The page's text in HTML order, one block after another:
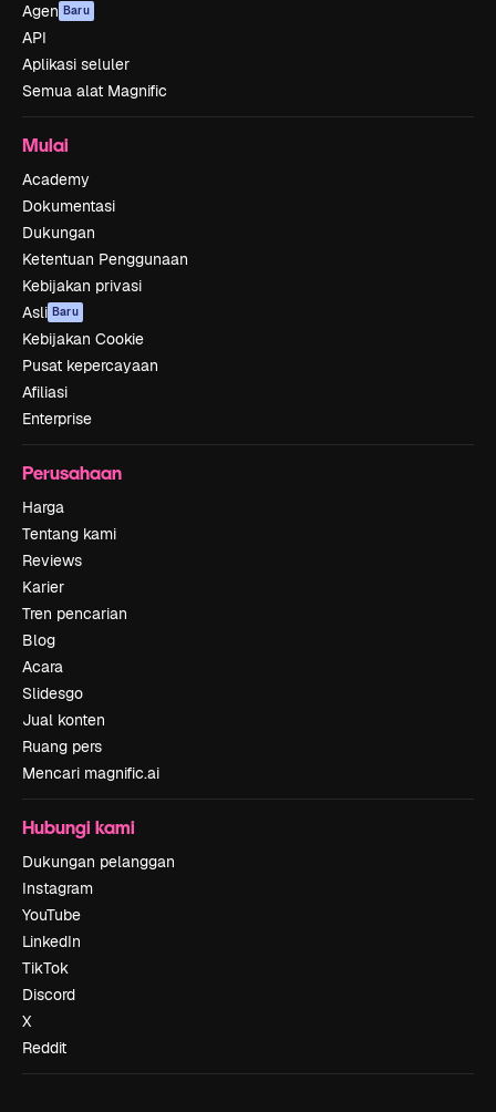
Agen Baru
API
Aplikasi seluler
Semua alat Magnific
Mulai
Academy
Dokumentasi
Dukungan
Ketentuan Penggunaan
Kebijakan privasi
Asli Baru
Kebijakan Cookie
Pusat kepercayaan
Afiliasi
Enterprise
Perusahaan
Harga
Tentang kami
Reviews
Karier
Tren pencarian
Blog
Acara
Slidesgo
Jual konten
Ruang pers
Mencari magnific.ai
Hubungi kami
Dukungan pelanggan
Instagram
YouTube
LinkedIn
TikTok
Discord
X
Reddit